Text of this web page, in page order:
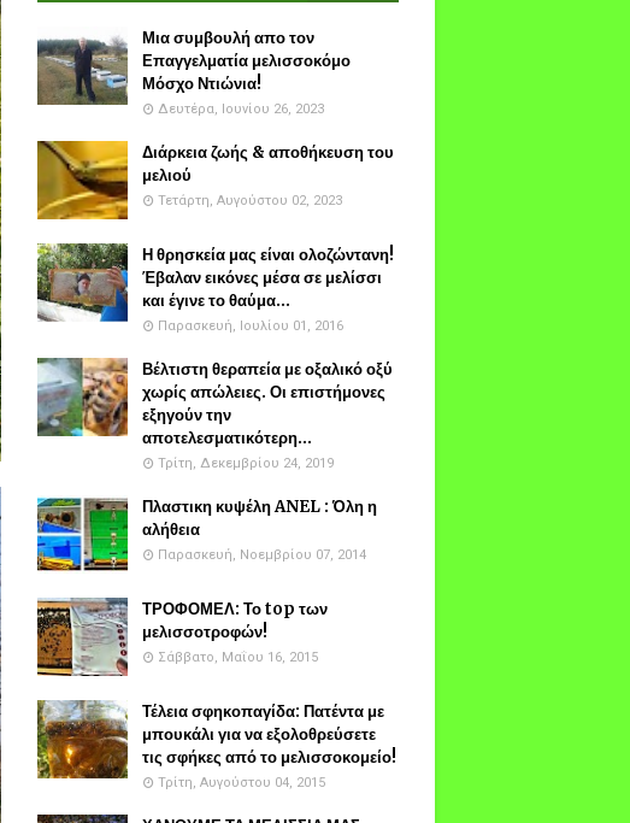
Μια συμβουλή απο τον
Επαγγελματία μελισσοκόμο
Μόσχο Ντιώνια!
Δευτέρα, Ιουνίου 26, 2023
Διάρκεια ζωής & αποθήκευση του
μελιού
Τετάρτη, Αυγούστου 02, 2023
Η θρησκεία μας είναι ολοζώντανη!
Έβαλαν εικόνες μέσα σε μελίσσι
και έγινε το θαύμα...
Παρασκευή, Ιουλίου 01, 2016
Βέλτιστη θεραπεία με οξαλικό οξύ
χωρίς απώλειες. Οι επιστήμονες
εξηγούν την
αποτελεσματικότερη...
Τρίτη, Δεκεμβρίου 24, 2019
Πλαστικη κυψέλη ANEL : Όλη η
αλήθεια
Παρασκευή, Νοεμβρίου 07, 2014
ΤΡΟΦΟΜΕΛ: Το top των
μελισσοτροφών!
Σάββατο, Μαΐου 16, 2015
Τέλεια σφηκοπαγίδα: Πατέντα με
μπουκάλι για να εξολοθρεύσετε
τις σφήκες από το μελισσοκομείο!
Τρίτη, Αυγούστου 04, 2015